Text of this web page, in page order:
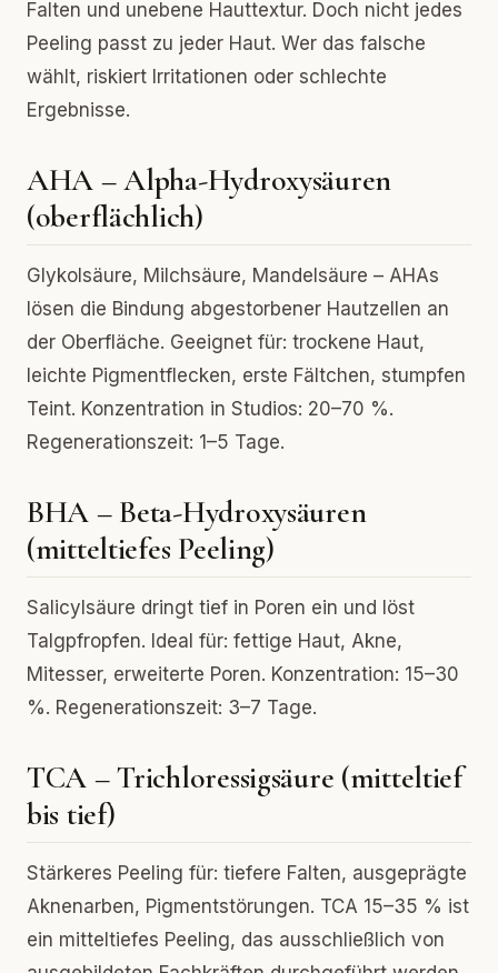
Falten und unebene Hauttextur. Doch nicht jedes
Peeling passt zu jeder Haut. Wer das falsche
wählt, riskiert Irritationen oder schlechte
Ergebnisse.
AHA – Alpha-Hydroxysäuren
(oberflächlich)
Glykolsäure, Milchsäure, Mandelsäure – AHAs
lösen die Bindung abgestorbener Hautzellen an
der Oberfläche. Geeignet für: trockene Haut,
leichte Pigmentflecken, erste Fältchen, stumpfen
Teint. Konzentration in Studios: 20–70 %.
Regenerationszeit: 1–5 Tage.
BHA – Beta-Hydroxysäuren
(mitteltiefes Peeling)
Salicylsäure dringt tief in Poren ein und löst
Talgpfropfen. Ideal für: fettige Haut, Akne,
Mitesser, erweiterte Poren. Konzentration: 15–30
%. Regenerationszeit: 3–7 Tage.
TCA – Trichloressigsäure (mitteltief
bis tief)
Stärkeres Peeling für: tiefere Falten, ausgeprägte
Aknenarben, Pigmentstörungen. TCA 15–35 % ist
ein mitteltiefes Peeling, das ausschließlich von